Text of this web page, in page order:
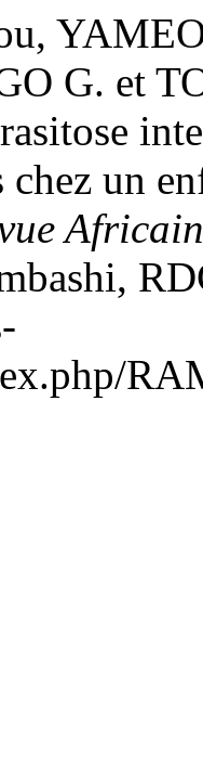
G. et
un